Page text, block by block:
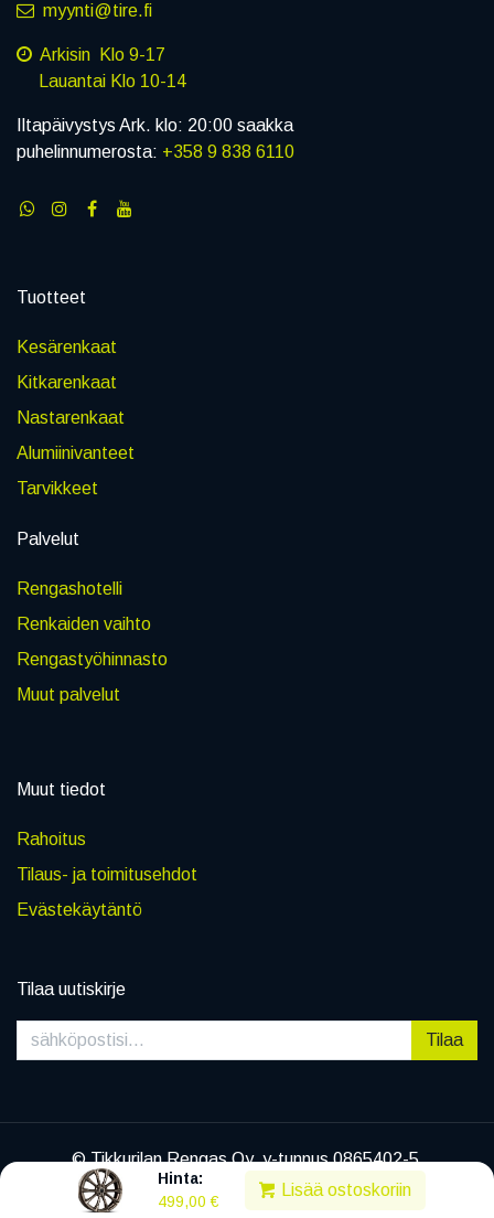
Hinta:
499,00 €
Lisää ostoskoriin
myynti@tire.fi
Arkisin Klo 9-17
Lauantai Klo 10-14
Iltapäivystys Ark. klo: 20:00 saakka
puhelinnumerosta: +358 9 838 6110
Tuotteet
Kesärenkaat
Kitkarenkaat
Nastarenkaat
Alumiinivanteet
Tarvikkeet
Palvelut
Rengashotelli
Renkaiden vaihto
Rengastyöhinnasto
Muut palvelut
Muut tiedot
Rahoitus
Tilaus- ja toimitusehdot
Evästekäytäntö
Tilaa uutiskirje
Tilaa
© Tikkurilan Rengas Oy, y-tunnus 0865402-5
|Tietosuojaseloste